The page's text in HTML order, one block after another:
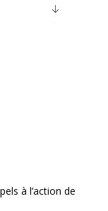
à l’action de